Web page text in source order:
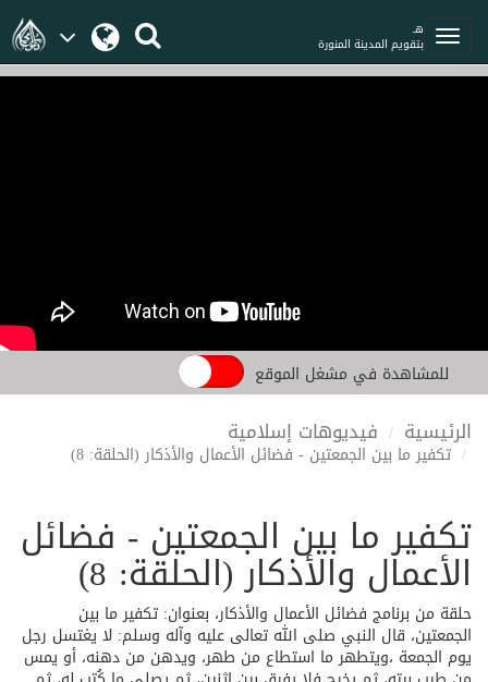
هـ
بتقويم المدينة المنورة
للمشاهدة في مشغل الموقع
الرئيسية فيديوهات إسلامية
تكفير ما بين الجمعتين - فضائل الأعمال والأذكار (الحلقة: 8)
تكفير ما بين الجمعتين - فضائل
الأعمال والأذكار (الحلقة: 8)
حلقة من برنامج فضائل الأعمال والأذكار، بعنوان: تكفير ما بين
الجمعتين، قال النبي صلى الله تعالى عليه وآله وسلم: لا يغتسل رجل
يوم الجمعة ،ويتطهر ما استطاع من طهر، ويدهن من دهنه، أو يمس